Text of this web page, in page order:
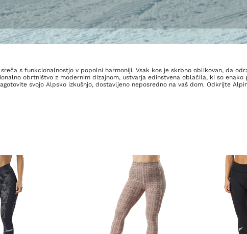
s funkcionalnostjo v popolni harmoniji. Vsak kos je skrbno oblikovan, da
obrtništvo z modernim dizajnom, ustvarja edinstvena oblačila, ki so
svojo Alpsko izkušnjo, dostavljeno neposredno na vaš dom. Odkrijte